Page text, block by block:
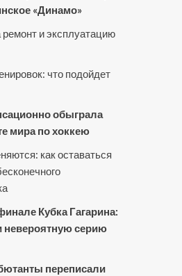
«Динамо»
и эксплуатацию
что подойдет
обыграла
мира по хоккею
как оставаться
Кубка Гагарина:
серию
переписали